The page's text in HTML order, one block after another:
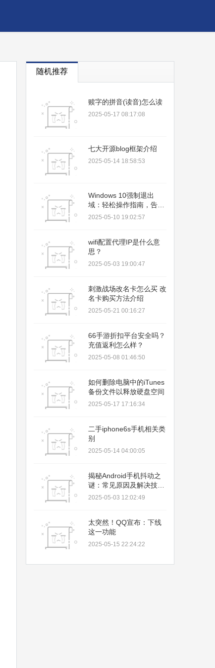
随机推荐
赎字的拼音(读音)怎么读
2025-05-17 08:17:08
七大开源blog框架介绍
2025-05-14 18:58:53
Windows 10强制退出
域：轻松操作指南，告别
域限制，恢复个人管理权
2025-05-10 19:02:57
wifi配置代理IP是什么意
思？
2025-05-03 19:00:47
刺激战场改名卡怎么买 改
名卡购买方法介绍
2025-05-21 00:16:27
66手游折扣平台安全吗？
充值返利怎么样？
2025-05-08 01:46:50
如何删除电脑中的iTunes
备份文件以释放硬盘空间
2025-05-17 17:16:34
二手iphone6s手机相关类
别
2025-05-14 04:00:05
揭秘Android手机抖动之
谜：常见原因及解决技巧
大揭秘
2025-05-03 12:02:49
太突然！QQ宣布：下线
这一功能
2025-05-15 22:24:22